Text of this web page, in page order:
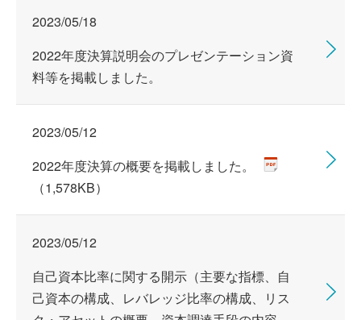
2023/05/18
2022年度決算説明会のプレゼンテーション資
料等を掲載しました。
2023/05/12
2022年度決算の概要を掲載しました。
（1,578KB）
2023/05/12
自己資本比率に関する開示（主要な指標、自
己資本の構成、レバレッジ比率の構成、リス